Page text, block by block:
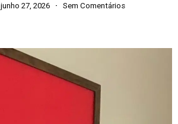
junho 27, 2026 Sem Comentários